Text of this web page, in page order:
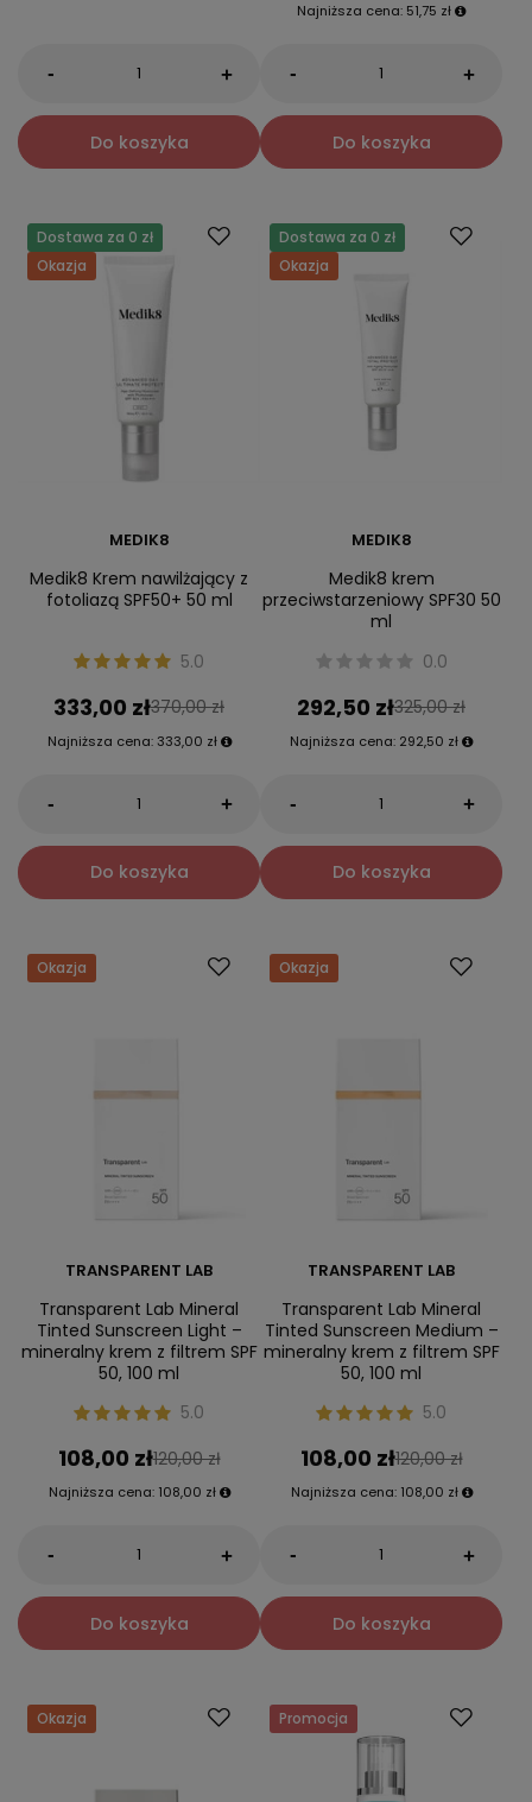
- +
Do koszyka
Najniższa cena: 51,75 zł
- +
Do koszyka
Dostawa za 0 zł
Okazja
MEDIK8
Medik8 Krem nawilżający z
fotoliazą SPF50+ 50 ml
5.0
333,00 zł370,00 zł
Najniższa cena: 333,00 zł
- +
Do koszyka
Dostawa za 0 zł
Okazja
MEDIK8
Medik8 krem
przeciwstarzeniowy SPF30 50
ml
0.0
292,50 zł325,00 zł
Najniższa cena: 292,50 zł
- +
Do koszyka
Okazja
TRANSPARENT LAB
Transparent Lab Mineral
Tinted Sunscreen Light –
mineralny krem z filtrem SPF
50, 100 ml
5.0
108,00 zł120,00 zł
Najniższa cena: 108,00 zł
- +
Do koszyka
Okazja
TRANSPARENT LAB
Transparent Lab Mineral
Tinted Sunscreen Medium –
mineralny krem z filtrem SPF
50, 100 ml
5.0
108,00 zł120,00 zł
Najniższa cena: 108,00 zł
- +
Do koszyka
Okazja Promocja